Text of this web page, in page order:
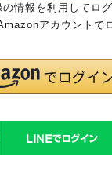
情報を利用してロ
アカウントで